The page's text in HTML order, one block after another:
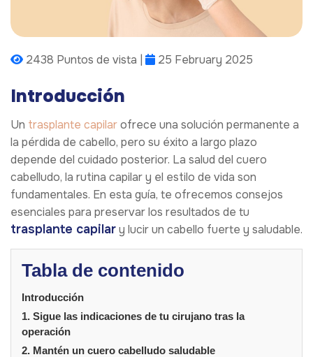
2438 Puntos de vista | 25 February 2025
Introducción
Un trasplante capilarofrece una solución permanente a
la pérdida de cabello, pero su éxito a largo plazo
depende del cuidado posterior. La salud del cuero
cabelludo, la rutina capilar y el estilo de vida son
fundamentales. En esta guía, te ofrecemos consejos
esenciales para preservar los resultados de tu
trasplante capilary lucir un cabello fuerte y saludable.
Tabla de contenido
Introducción
1. Sigue las indicaciones de tu cirujano tras la
operación
2. Mantén un cuero cabelludo saludable